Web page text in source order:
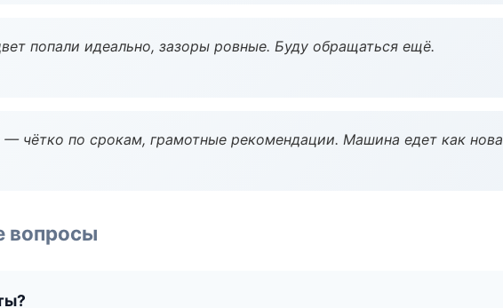
попали идеально, зазоры ровные. Буду обращаться ещё.
чётко по срокам, грамотные рекомендации. Машина едет как
вопросы